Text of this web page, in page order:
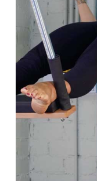
SESIONES ONLINE
Carrito